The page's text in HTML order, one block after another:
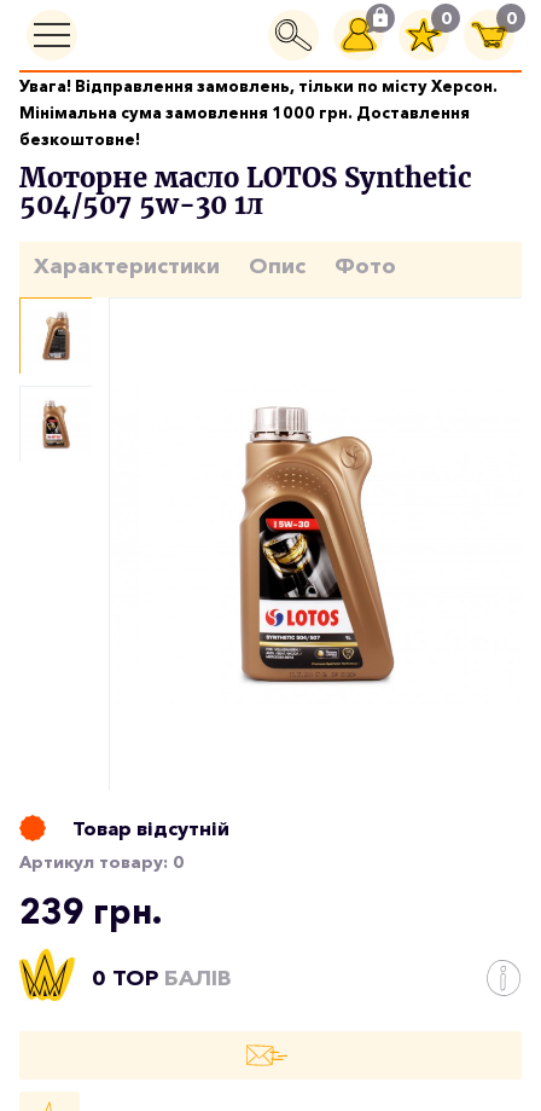
0 0
Увага! Відправлення замовлень, тільки по місту Херсон.
Мінімальна сума замовлення 1000 грн. Доставлення
безкоштовне!
Моторні масла
Моторне масло LOTOS Synthetic 504/507 5w-30 1л
Моторне масло LOTOS Synthetic
504/507 5w-30 1л
Характеристики Опис Фото
Товар відсутній
Артикул товару: 0
239 грн.
0 TOP БАЛІВ